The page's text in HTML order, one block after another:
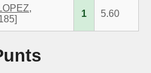
1 5.60